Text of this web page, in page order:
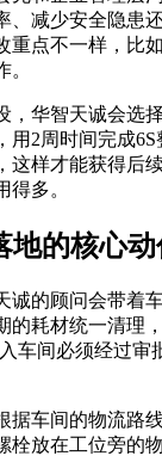
、减少安全隐患
重点不一样，比
，华智天诚会选
用2周时间完成
这样才能获得后
得多。
地的核心
诚的顾问会带着
的耗材统一清理
车间必须经过审
据车间的物流路
栓放在工位旁的